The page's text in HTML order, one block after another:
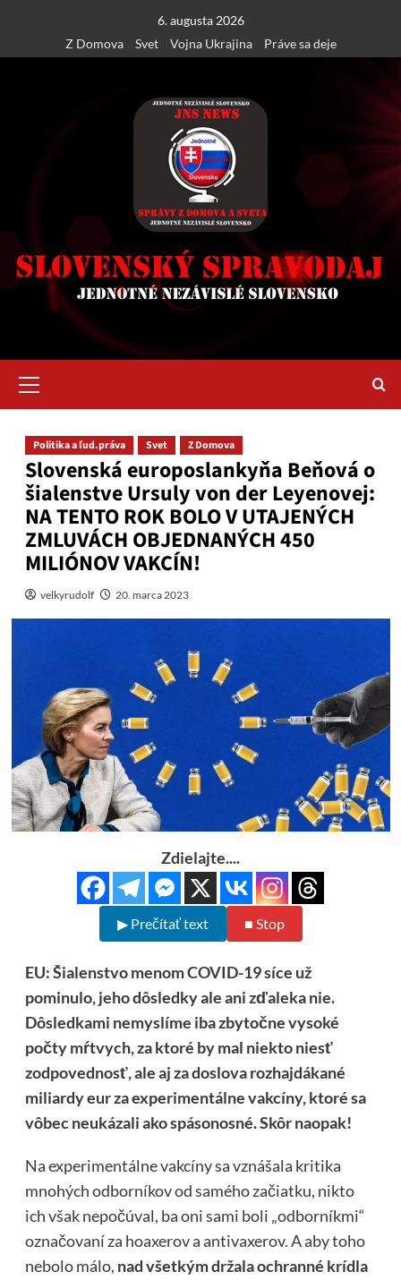
content
6. augusta 2026
Z Domova
Svet Vojna Ukrajina Práve sa deje
Menu
Politika a ľud.práva Svet Z Domova
Slovenská europoslankyňa Beňová o
šialenstve Ursuly von der Leyenovej:
NA TENTO ROK BOLO V UTAJENÝCH
ZMLUVÁCH OBJEDNANÝCH 450
MILIÓNOV VAKCÍN!
velkyrudolf 20. marca 2023
Zdielajte....
▶ Prečítať text ■ Stop
EU: Šialenstvo menom COVID-19 síce už
pominulo, jeho dôsledky ale ani zďaleka nie.
Dôsledkami nemyslíme iba zbytočne vysoké
počty mŕtvych, za ktoré by mal niekto niesť
zodpovednosť, ale aj za doslova rozhajdákané
miliardy eur za experimentálne vakcíny, ktoré sa
vôbec neukázali ako spásonosné. Skôr naopak!
Na experimentálne vakcíny sa vznášala kritika
mnohých odborníkov od samého začiatku, nikto
ich však nepočúval, ba oni sami boli „odborníkmi“
označovaní za hoaxerov a antivaxerov. A aby toho
nebolo málo, nad všetkým držala ochranné krídla